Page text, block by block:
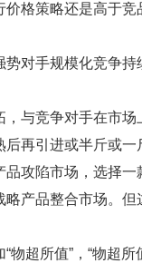
格策略还是高于竞
对手规模化竞争持
与竞争对手在市场
再引进或半斤或一
攻陷市场，选择一
产品整合市场。但
超所值”，“物超所